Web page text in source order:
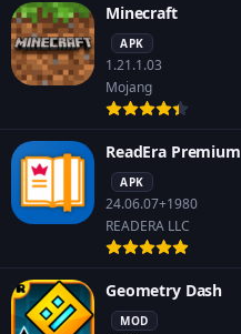
Minecraft
APK
1.21.1.03
Mojang
ReadEra Premium
APK
24.06.07+1980
READERA LLC
Geometry Dash
MOD